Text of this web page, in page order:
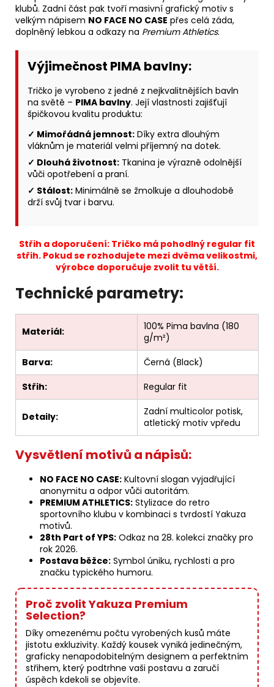
klubů. Zadní část pak tvoří masivní grafický motiv s
velkým nápisem NO FACE NO CASE přes celá záda,
doplněný lebkou a odkazy na Premium Athletics.
Výjimečnost PIMA bavlny:
Tričko je vyrobeno z jedné z nejkvalitnějších bavln
na světě – PIMA bavlny. Její vlastnosti zajišťují
špičkovou kvalitu produktu:
✓ Mimořádná jemnost: Díky extra dlouhým
vláknům je materiál velmi příjemný na dotek.
✓ Dlouhá životnost: Tkanina je výrazně odolnější
vůči opotřebení a praní.
✓ Stálost: Minimálně se žmolkuje a dlouhodobě
drží svůj tvar i barvu.
Střih a doporučení: Tričko má pohodlný regular fit
střih. Pokud se rozhodujete mezi dvěma velikostmi,
výrobce doporučuje zvolit tu větší.
Technické parametry:
Materiál:
100% Pima bavlna (180
g/m²)
Barva:
Černá (Black)
Střih:
Regular fit
Detaily:
Zadní multicolor potisk,
atletický motiv vpředu
Vysvětlení motivů a nápisů:
NO FACE NO CASE: Kultovní slogan vyjadřující
anonymitu a odpor vůči autoritám.
PREMIUM ATHLETICS: Stylizace do retro
sportovního klubu v kombinaci s tvrdostí Yakuza
motivů.
28th Part of YPS: Odkaz na 28. kolekci značky pro
rok 2026.
Postava běžce: Symbol úniku, rychlosti a pro
značku typického humoru.
Proč zvolit Yakuza Premium
Selection?
Díky omezenému počtu vyrobených kusů máte
jistotu exkluzivity. Každý kousek vyniká jedinečným,
graficky nenapodobitelným designem a perfektním
střihem, který podtrhne vaši postavu a zaručí
úspěch kdekoli se objevíte.